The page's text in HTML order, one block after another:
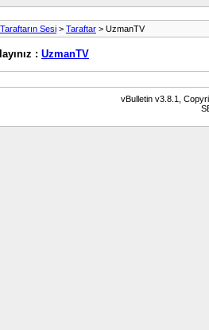
Sesi > Taraftar > UzmanTV
: UzmanTV
vBulletin v3.8.1,